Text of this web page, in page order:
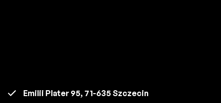
Emilii Plater 95, 71-635 Szczecin